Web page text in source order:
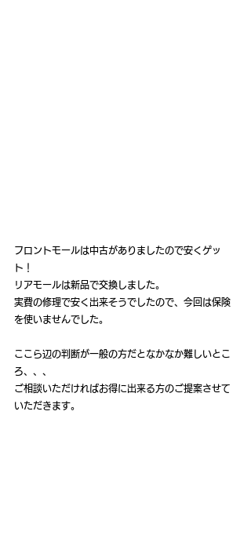
フロントモールは中古がありましたので安くゲッ
ト！
リアモールは新品で交換しました。
実費の修理で安く出来そうでしたので、今回は保険
を使いませんでした。
ここら辺の判断が一般の方だとなかなか難しいとこ
ろ、、、
ご相談いただければお得に出来る方のご提案させて
いただきます。